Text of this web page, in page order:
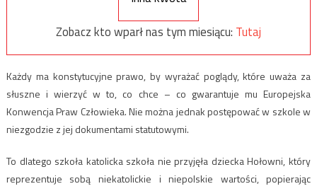
Zobacz kto wparł nas tym miesiącu: Tutaj
Każdy ma konstytucyjne prawo, by wyrażać poglądy, które uważa za
słuszne i wierzyć w to, co chce – co gwarantuje mu Europejska
Konwencja Praw Człowieka. Nie można jednak postępować w szkole w
niezgodzie z jej dokumentami statutowymi.
To dlatego szkoła katolicka szkoła nie przyjęła dziecka Hołowni, który
reprezentuje sobą niekatolickie i niepolskie wartości, popierając